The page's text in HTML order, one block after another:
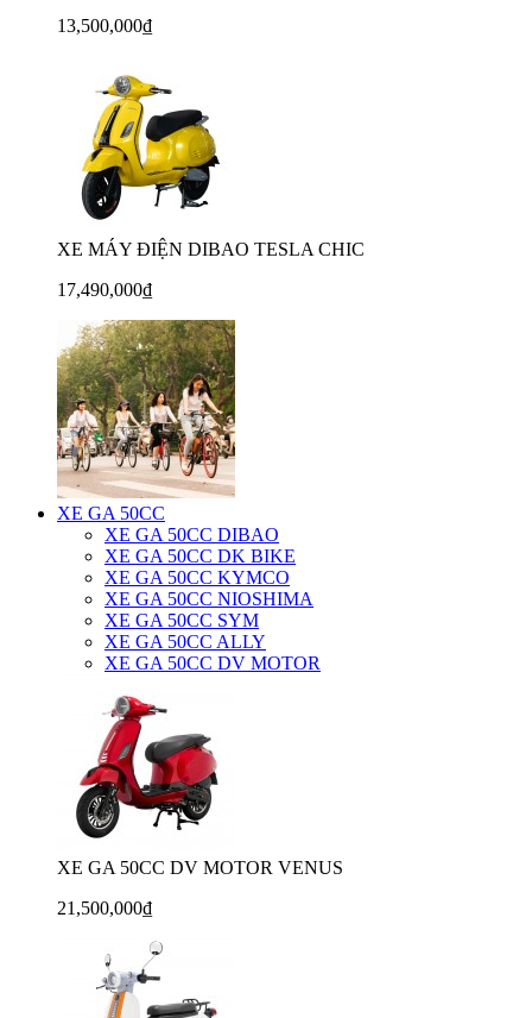
13,500,000₫
XE MÁY ĐIỆN DIBAO TESLA CHIC
17,490,000₫
XE GA 50CC
XE GA 50CC DIBAO
XE GA 50CC DK BIKE
XE GA 50CC KYMCO
XE GA 50CC NIOSHIMA
XE GA 50CC SYM
XE GA 50CC ALLY
XE GA 50CC DV MOTOR
XE GA 50CC DV MOTOR VENUS
21,500,000₫